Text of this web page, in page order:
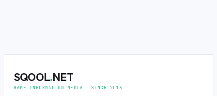
SQOOL.NET
GAME INFORMATION MEDIA ‧ SINCE 2013